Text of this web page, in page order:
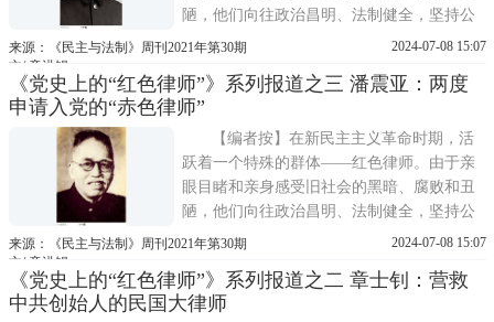
陋，他们向往政治昌明、法制健全，坚持公
平正义，拥护中国共产党的政治主张，义无
建、反抗国民党反动统治的革命活动和斗争
中。他们以律师的身份，以法庭为阵地，以
法律为武器，营救了一
来源：《民主与法制》周刊2021年第30期
文/ 童洪锡
2024-07-08 15:07
《党史上的“红色律师”》系列报道之三 潘震亚：两度
申请入党的“赤色律师”
【编者按】在新民主主义革命时期，活
跃着一个特殊的群体——红色律师。由于亲
眼目睹和亲身感受旧社会的黑暗、腐败和丑
陋，他们向往政治昌明、法制健全，坚持公
平正义，拥护中国共产党的政治主张，义无
建、反抗国民党反动统治的革命活动和斗争
中。他们以律师的身份，以法庭为阵地，以
来源：《民主与法制》周刊2021年第30期
文/ 童洪锡
2024-07-08 15:07
《党史上的“红色律师”》系列报道之二 章士钊：营救
中共创始人的民国大律师